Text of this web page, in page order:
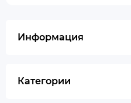
Информация
Категории